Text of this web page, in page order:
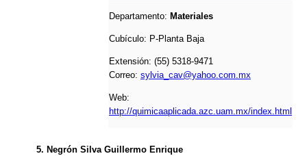
Departamento: Materiales
Cubículo: P-Planta Baja
Extensión: (55) 5318-9471
Correo: sylvia_cav@yahoo.com.mx
Web:
http://quimicaaplicada.azc.uam.mx/index.html
5. Negrón Silva Guillermo Enrique